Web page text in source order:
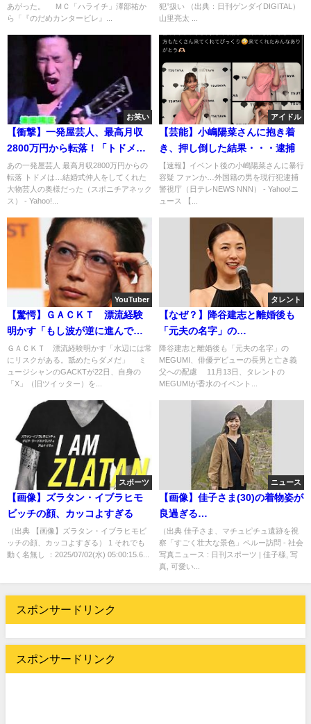
あがった。 ＭＣ「ハライチ」澤部祐か
ら「『のだめカンタービレ』...
犯”扱い （出典：日刊ゲンダイDIGITAL）
山里亮太 ...
お笑い
【衝撃】一発屋芸人、最高月収
2800万円から転落！「トドメは
仲人の大物芸人の奥様」
あの一発屋芸人 最高月収2800万円からの
転落 トドメは…結婚式仲人をしてくれた
大物芸人の奥様だった（スポニチアネック
ス） - Yahoo!...
アイドル
【芸能】小嶋陽菜さんに抱き着
き、押し倒した結果・・・逮捕
【速報】イベント後の小嶋陽菜さんに暴行
容疑 ファンか…外国籍の男を現行犯逮捕
警視庁（日テレNEWS NNN） - Yahoo!ニ
ュース 【...
YouTuber
【驚愕】ＧＡＣＫＴ 漂流経験
明かす「もし波が逆に進んでい
たら死んでいた」「水辺には常
にリスクがある」
ＧＡＣＫＴ 漂流経験明かす「水辺には常
にリスクがある。舐めたらダメだ」 ミ
ュージシャンのGACKTが22日、自身の
「X」（旧ツイッター）を...
タレント
【なぜ？】降谷建志と離婚後も
「元夫の名字」の
MEGUMI・・・色々と配慮！！
降谷建志と離婚後も「元夫の名字」の
MEGUMI、俳優デビューの長男と亡き義
父への配慮 11月13日、タレントの
MEGUMIが香水のイベント...
スポーツ
【画像】ズラタン・イブラヒモ
ビッチの顔、カッコよすぎる
（出典 【画像】ズラタン・イブラヒモビ
ッチの顔、カッコよすぎる） 1 それでも
動く名無し ：2025/07/02(水) 05:00:15.6...
ニュース
【画像】佳子さま(30)の着物姿が
良過ぎる
（出典 佳子さま、マチュピチュ遺跡を視
察「すごく壮大な景色」ペルー訪問 - 社会
写真ニュース : 日刊スポーツ | 佳子様, 写
真, 可愛い...
スポンサードリンク
スポンサードリンク